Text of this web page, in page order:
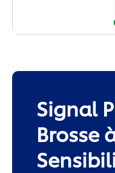
Signal
Brosse